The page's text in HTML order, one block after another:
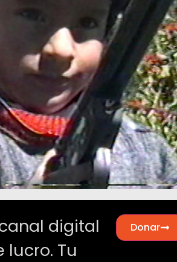
digital
lucro. Tu
Donar